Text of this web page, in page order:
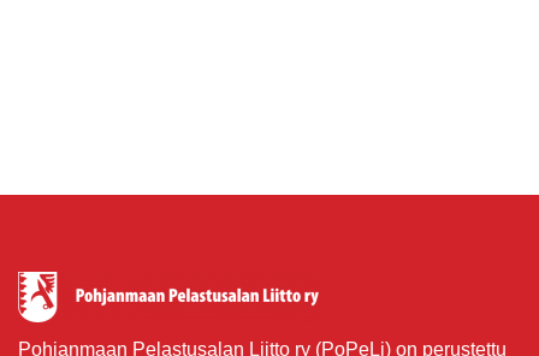
Pohjanmaan Pelastusalan Liitto ry (PoPeLi) on perustettu